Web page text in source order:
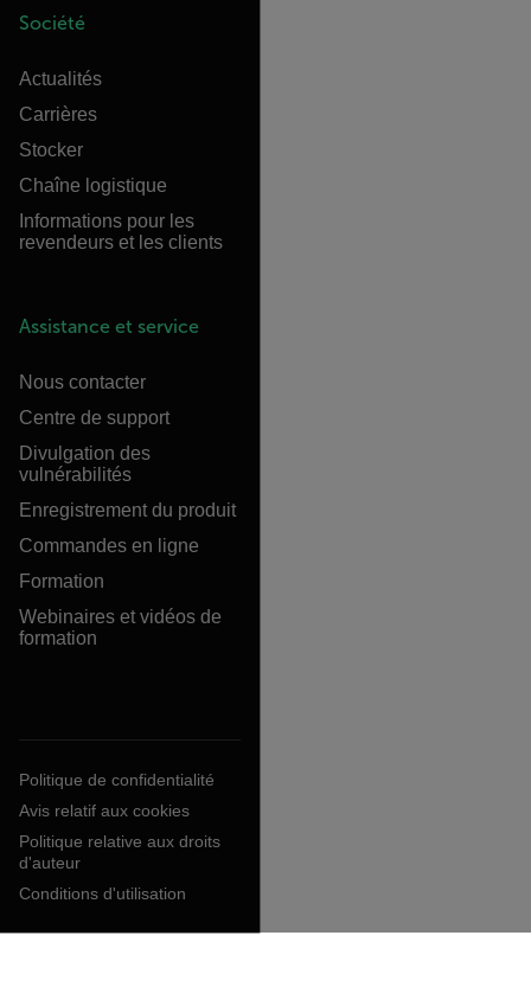
Société
Actualités
Carrières
Stocker
Chaîne logistique
Informations pour les
revendeurs et les clients
Assistance et service
Nous contacter
Centre de support
Divulgation des
vulnérabilités
Enregistrement du produit
Commandes en ligne
Formation
Webinaires et vidéos de
formation
Politique de confidentialité
Avis relatif aux cookies
Politique relative aux droits
d'auteur
Conditions d'utilisation